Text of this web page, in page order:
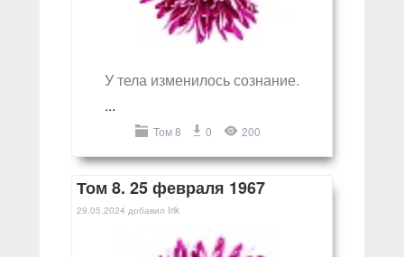
У тела изменилось сознание.
...
Том 8 0 200
Том 8. 25 февраля 1967
29.05.2024 добавил Irik